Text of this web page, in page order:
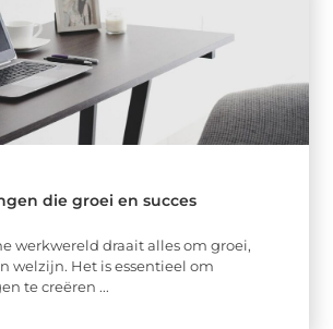
die groei en succes
werkwereld draait alles om groei,
welzijn. Het is essentieel om
te creëren ...